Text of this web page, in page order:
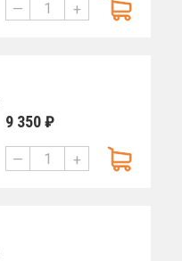
— +
9 350 ₽
— +